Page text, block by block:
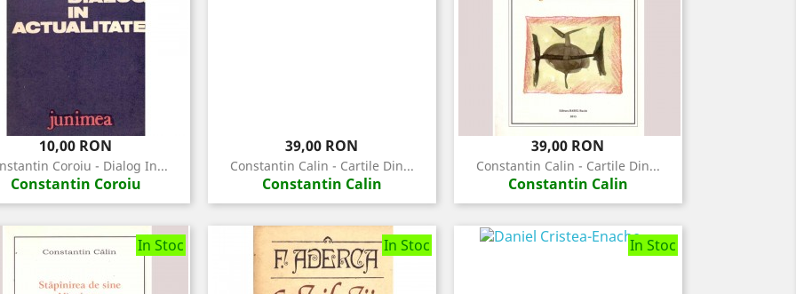
Pret
10,00 RON
Coroiu - Dialog In...
Constantin Coroiu
Pret
39,00 RON
Constantin Calin - Cartile Din...
Constantin Calin
Pret
39,00 RON
Constantin Calin - Cartile Din...
Constantin Calin
In Stoc In Stoc In Stoc